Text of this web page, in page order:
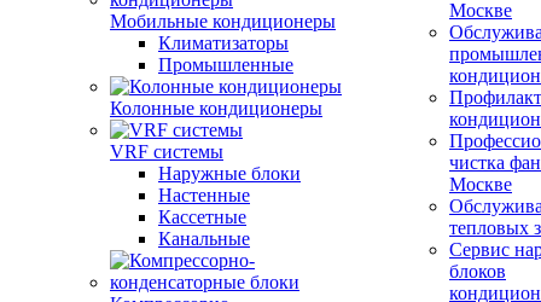
Мобильные кондиционеры
Климатизаторы
Промышленные
Колонные кондиционеры
VRF системы
Наружные блоки
Настенные
Кассетные
Канальные
Москве
чистка
Москве
тепловых
Сервис
блоков